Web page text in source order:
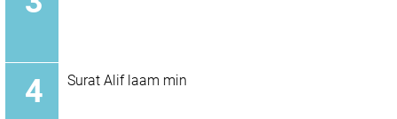
Surat Alif laam min